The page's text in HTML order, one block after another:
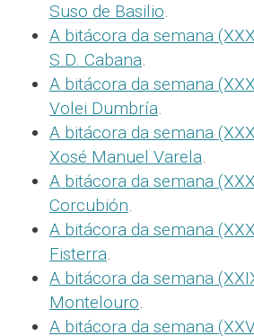
Suso de Basilio.
A bitácora da semana
S.D. Cabana.
A bitácora da semana
Volei Dumbría.
A bitácora da semana
Xosé Manuel Varela.
A bitácora da semana
Corcubión.
A bitácora da semana
Fisterra.
A bitácora da semana
Montelouro.
A bitácora da semana